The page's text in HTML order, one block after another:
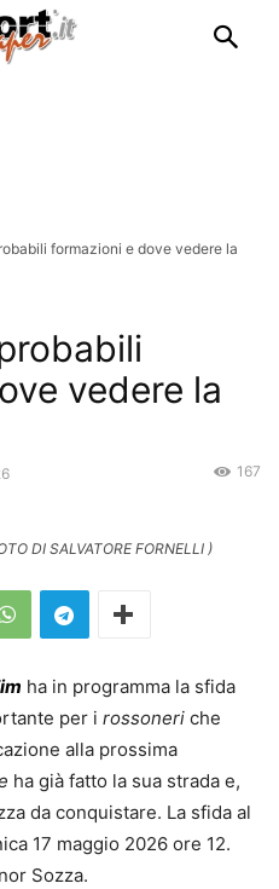
formazioni e dove vedere la
vedere la
167
DI SALVATORE FORNELLI )
ha in programma la sfida
per i rossoneri che
alla prossima
ha già fatto la sua strada e,
da conquistare. La sfida al
17 maggio 2026 ore 12.
Sozza.